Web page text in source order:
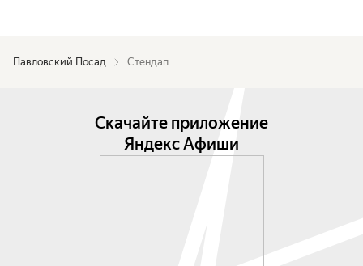
Павловский Посад Стендап
Скачайте приложение
Яндекс Афиши